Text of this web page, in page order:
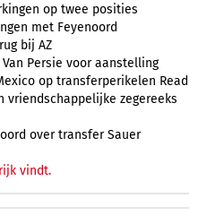
op twee posities
met Feyenoord
bij AZ
Persie voor aanstelling
op transferperikelen Read
vriendschappelijke zegereeks
over transfer Sauer
vindt.